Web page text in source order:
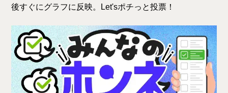
後すぐにグラフに反映。Let'sポチっと投票！